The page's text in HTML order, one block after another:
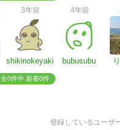
3年前
shikinokeyaki
4年前
bubusubu
全0件中 新着0件
登録しているユーザ